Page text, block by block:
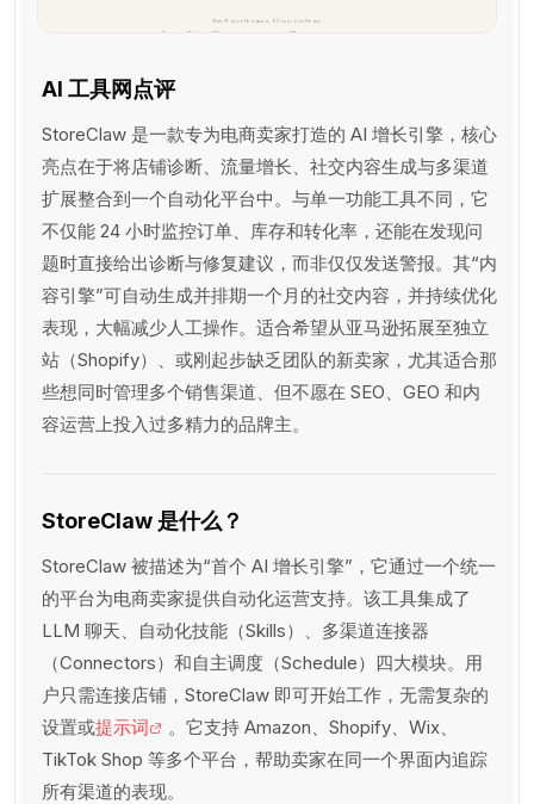
AI 工具网点评
StoreClaw 是一款专为电商卖家打造的 AI 增长引擎，核心
亮点在于将店铺诊断、流量增长、社交内容生成与多渠道
扩展整合到一个自动化平台中。与单一功能工具不同，它
不仅能 24 小时监控订单、库存和转化率，还能在发现问
题时直接给出诊断与修复建议，而非仅仅发送警报。其“内
容引擎”可自动生成并排期一个月的社交内容，并持续优化
表现，大幅减少人工操作。适合希望从亚马逊拓展至独立
站（Shopify）、或刚起步缺乏团队的新卖家，尤其适合那
些想同时管理多个销售渠道、但不愿在 SEO、GEO 和内
容运营上投入过多精力的品牌主。
StoreClaw 是什么？
StoreClaw 被描述为“首个 AI 增长引擎”，它通过一个统一
的平台为电商卖家提供自动化运营支持。该工具集成了
LLM 聊天、自动化技能（Skills）、多渠道连接器
（Connectors）和自主调度（Schedule）四大模块。用
户只需连接店铺，StoreClaw 即可开始工作，无需复杂的
设置或提示词
。它支持 Amazon、Shopify、Wix、
TikTok Shop 等多个平台，帮助卖家在同一个界面内追踪
所有渠道的表现。